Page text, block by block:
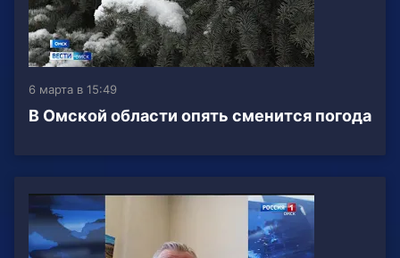
6 марта в 15:49
В Омской области опять сменится погода